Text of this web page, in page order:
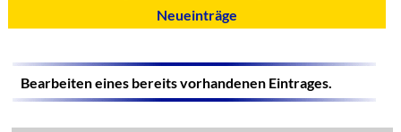
Neueinträge
Bearbeiten eines bereits vorhandenen Eintrages.